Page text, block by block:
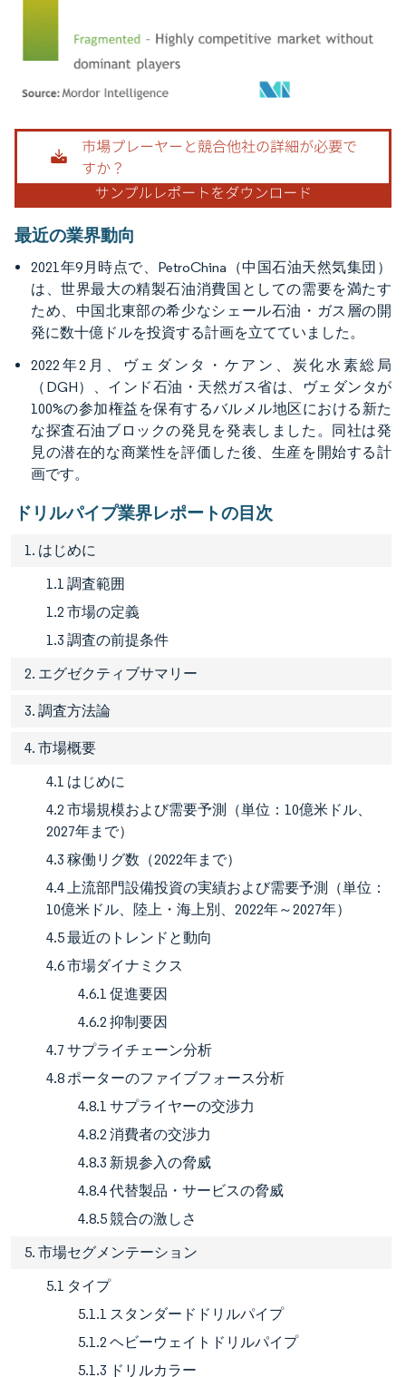
画像 © Mordor Intelligence。再利用にはCC BY 4.0の表示が必要です。
最近の業界動向
2021年9月時点で、PetroChina（中国石油天然気集団）
は、世界最大の精製石油消費国としての需要を満たす
ため、中国北東部の希少なシェール石油・ガス層の開
発に数十億ドルを投資する計画を立てていました。
2022年2月、ヴェダンタ・ケアン、炭化水素総局
（DGH）、インド石油・天然ガス省は、ヴェダンタが
100%の参加権益を保有するバルメル地区における新た
な探査石油ブロックの発見を発表しました。同社は発
見の潜在的な商業性を評価した後、生産を開始する計
画です。
ドリルパイプ業界レポートの目次
1. はじめに
1.1 調査範囲
1.2 市場の定義
1.3 調査の前提条件
2. エグゼクティブサマリー
3. 調査方法論
4. 市場概要
4.1 はじめに
4.2 市場規模および需要予測（単位：10億米ドル、
2027年まで）
4.3 稼働リグ数（2022年まで）
4.4 上流部門設備投資の実績および需要予測（単位：
10億米ドル、陸上・海上別、2022年～2027年）
4.5 最近のトレンドと動向
4.6 市場ダイナミクス
4.6.1 促進要因
4.6.2 抑制要因
4.7 サプライチェーン分析
4.8 ポーターのファイブフォース分析
4.8.1 サプライヤーの交渉力
4.8.2 消費者の交渉力
4.8.3 新規参入の脅威
4.8.4 代替製品・サービスの脅威
4.8.5 競合の激しさ
5. 市場セグメンテーション
5.1 タイプ
5.1.1 スタンダードドリルパイプ
5.1.2 ヘビーウェイトドリルパイプ
5.1.3 ドリルカラー